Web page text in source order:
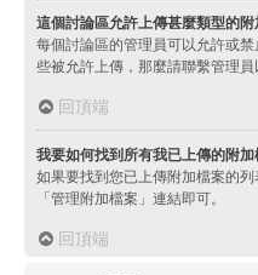
這個討論區允許上傳甚麼類型的附
每個討論區的管理員可以允許或
些被允許上傳，那麼請聯繫管理員
回頂端
我要如何找到所有我已上傳的附加
如果要找到您已上傳附加檔案的
「管理附加檔案」連結即可。
回頂端